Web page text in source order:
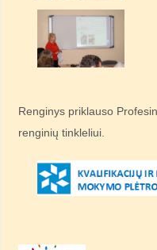
Renginys priklauso
renginių tinkleliui.